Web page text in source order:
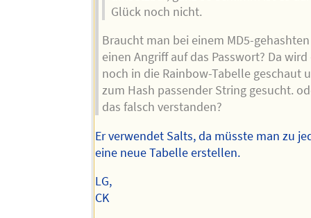
Glück noch nicht.
Braucht man bei einem MD5-
einen Angriff auf das Passwort? Da
noch in die Rainbow-Tabelle geschaut
zum Hash passender String gesucht.
das falsch verstanden?
Er verwendet Salts, da müsste man zu
eine neue Tabelle erstellen.
LG,
CK